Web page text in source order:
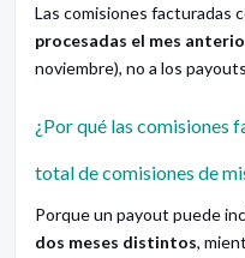
Las comisiones facturadas
procesadas el mes
noviembre), no a los
¿Por qué las comisiones
total de comisiones de
Porque un payout puede
dos meses distintos,